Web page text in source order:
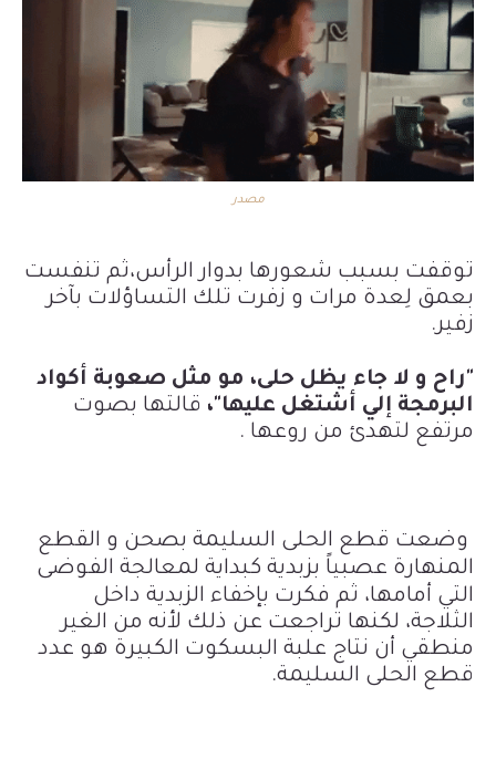
مصدر
توقفت بسبب شعورها بدوار الرأس،ثم تنفست
بعمق لِعدة مرات و زفرت تلك التساؤلات بآخر
زفير.
"راح و لا جاء يظل حلى، مو مثل صعوبة أكواد
البرمجة إلي أشتغل عليها"، قالتها بصوت
مرتفع لتهدئ من روعها .
وضعت قطع الحلى السليمة بصحن و القطع
المنهارة عصبياً بزبدية كبداية لمعالجة الفوضى
التي أمامها، ثم فكرت بإخفاء الزبدية داخل
الثلاجة، لكنها تراجعت عن ذلك لأنه من الغير
منطقي أن نتاج علبة البسكوت الكبيرة هو عدد
قطع الحلى السليمة.